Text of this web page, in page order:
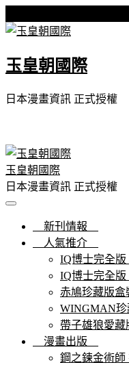
to
content
玉皇朝國際
日本漫畫資訊 正式授權
玉皇朝國際
日本漫畫資訊 正式授權
新刊情報
人氣推介
IQ博士完全版
IQ博士完全版
赤鳩珍藏版盒
WINGMAN珍
帶子雄狼愛藏
漫畫出版
鋼之鍊金術師